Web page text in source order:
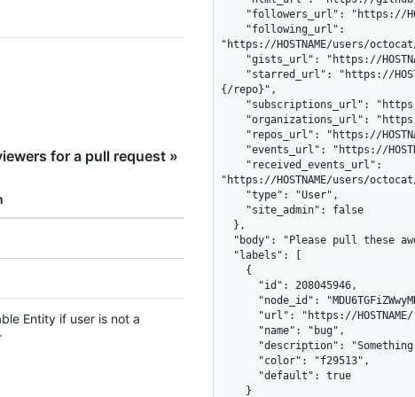
for a pull request »
Entity if user is not a